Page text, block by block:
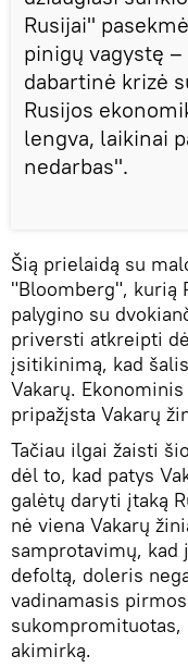
Rusijai"
pinigų vagystę
dabartinė krizė
Rusijos
lengva, laikinai
nedarbas".
Šią prielaidą su
"Bloomberg", kurią
palygino su
priversti atkreipti
įsitikinimą, kad
Vakarų.
pripažįsta Vakarų
Tačiau ilgai žaisti
dėl ​​to, kad patys
galėtų daryti įtaką
nė viena Vakarų
samprotavimų, kad
defoltą, doleris
vadinamasis
akimirką.